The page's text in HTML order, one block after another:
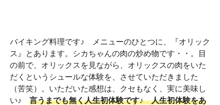
バイキング料理です♪ メニューのひとつに、『オリック
ス』とあります。シカちゃんの肉の炒め物です・・。目
の前で、オリックスを見ながら、オリックスの肉をいた
だくというシュールな体験を、させていただきました
（苦笑）。いただいた感想は、クセもなく、実に美味し
い♪ 言うまでも無く人生初体験です♪ 人生初体験をあ